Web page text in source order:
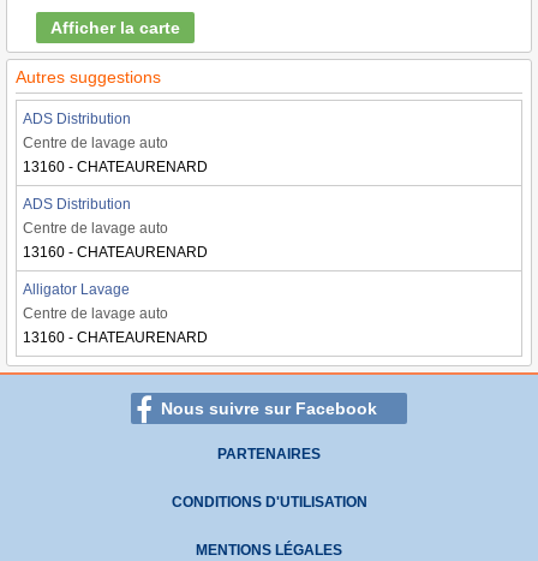
Afficher la carte
Autres suggestions
ADS Distribution
Centre de lavage auto
13160 - CHATEAURENARD
ADS Distribution
Centre de lavage auto
13160 - CHATEAURENARD
Alligator Lavage
Centre de lavage auto
13160 - CHATEAURENARD
Nous suivre sur Facebook
PARTENAIRES
CONDITIONS D'UTILISATION
MENTIONS LÉGALES